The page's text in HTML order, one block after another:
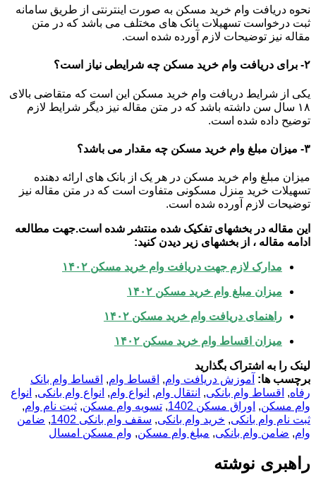
نحوه دریافت وام خرید مسکن به صورت اینترنتی از طریق سامانه
ثبت درخواست تسهیلات بانک های مختلف می باشد که در متن
مقاله نیز توضیحات لازم آورده شده است.
۲- برای دریافت وام خرید مسکن چه شرایطی نیاز است؟
یکی از شرایط دریافت وام خرید مسکن این است که متقاضی بالای
۱۸ سال سن داشته باشد که در متن مقاله نیز دیگر شرایط لازم
توضیح داده شده است.
۳- میزان مبلغ وام خرید مسکن چه مقدار می باشد؟
میزان مبلغ وام خرید مسکن در هر یک از بانک های ارائه دهنده
تسهیلات خرید منزل مسکونی متفاوت است که در متن مقاله نیز
توضیحات لازم آورده شده است.
این مقاله در بخشهای تفکیک شده منتشر شده است.جهت مطالعه
ادامه مقاله ، از بخشهای زیر دیدن کنید:
مدارک لازم جهت دریافت وام خرید مسکن ۱۴۰۲
میزان مبلغ وام خرید مسکن ۱۴۰۲
راهنمای دریافت وام خرید مسکن ۱۴۰۲
میزان اقساط وام خرید مسکن ۱۴۰۲
لینک را به اشتراک بگذارید
برچسب ها: آموزش دریافت وام, اقساط وام, اقساط وام بانک
رفاه, اقساط وام بانکی, انتقال وام, انواع وام, انواع وام بانکی, انواع
وام مسکن, اوراق مسکن 1402 , تسویه وام مسکن, ثبت نام وام,
ثبت نام وام بانکی, خرید وام بانکی, سقف وام بانکی 1402 , ضامن
وام, ضامن وام بانکی, مبلغ وام مسکن, وام مسکن امسال
راهبری نوشته